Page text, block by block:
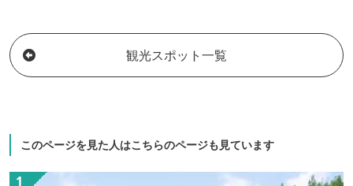
観光スポット一覧
このページを見た人はこちらのページも見ています